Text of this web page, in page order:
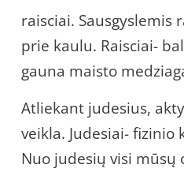
raisciai.
prie kaulu. Raisciai-
gauna maisto
Atliekant judesius,
veikla. Judesiai- fizinio
Nuo judesių visi mūsų